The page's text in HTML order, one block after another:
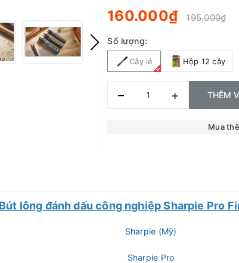
160.000₫ 195.000₫
Số lượng:
Cây lẻ Hộp 12 cây
– + THÊM
Mua
lông đánh dấu công nghiệp Sharpie Pro
Sharpie (Mỹ)
Sharpie Pro